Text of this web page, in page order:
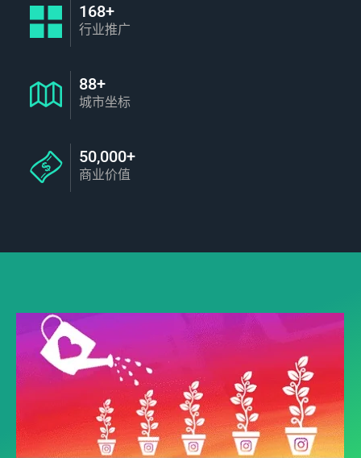
168+
行业推广
88+
城市坐标
50,000+
商业价值